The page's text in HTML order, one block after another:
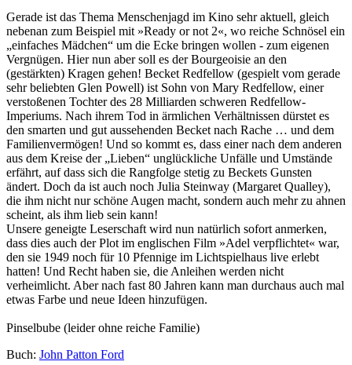
Gerade ist das Thema Menschenjagd im Kino sehr aktuell, gleich
nebenan zum Beispiel mit »Ready or not 2«, wo reiche Schnösel ein
„einfaches Mädchen“ um die Ecke bringen wollen - zum eigenen
Vergnügen. Hier nun aber soll es der Bourgeoisie an den
(gestärkten) Kragen gehen! Becket Redfellow (gespielt vom gerade
sehr beliebten Glen Powell) ist Sohn von Mary Redfellow, einer
verstoßenen Tochter des 28 Milliarden schweren Redfellow-
Imperiums. Nach ihrem Tod in ärmlichen Verhältnissen dürstet es
den smarten und gut aussehenden Becket nach Rache … und dem
Familienvermögen! Und so kommt es, dass einer nach dem anderen
aus dem Kreise der „Lieben“ unglückliche Unfälle und Umstände
erfährt, auf dass sich die Rangfolge stetig zu Beckets Gunsten
ändert. Doch da ist auch noch Julia Steinway (Margaret Qualley),
die ihm nicht nur schöne Augen macht, sondern auch mehr zu ahnen
scheint, als ihm lieb sein kann!
Unsere geneigte Leserschaft wird nun natürlich sofort anmerken,
dass dies auch der Plot im englischen Film »Adel verpflichtet« war,
den sie 1949 noch für 10 Pfennige im Lichtspielhaus live erlebt
hatten! Und Recht haben sie, die Anleihen werden nicht
verheimlicht. Aber nach fast 80 Jahren kann man durchaus auch mal
etwas Farbe und neue Ideen hinzufügen.
Pinselbube (leider ohne reiche Familie)
Buch: John Patton Ford